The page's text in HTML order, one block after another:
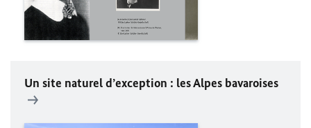
Un site naturel d’exception : les Alpes bavaroises